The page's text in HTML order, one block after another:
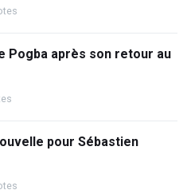
Pogba après son retour au
pour Sébastien